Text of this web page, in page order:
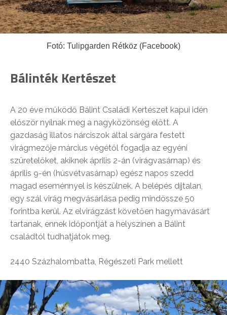
Fotó: Tulipgarden Rétköz (Facebook)
Bálinték Kertészet
A 20 éve működő Bálint Családi Kertészet kapui idén
először nyílnak meg a nagyközönség előtt. A
gazdaság illatos nárciszok által sárgára festett
virágmezője március végétől fogadja az egyéni
szüretelőket, akiknek április 2-án (virágvasárnap) és
április 9-én (húsvétvasárnap) egész napos szedd
magad eseménnyel is készülnek. A belépés díjtalan,
egy szál virág megvásárlása pedig mindössze 50
forintba kerül. Az elvirágzást követően hagymavásárt
tartanak, ennek időpontját a helyszínen a Bálint
családtól tudhatjátok meg.
2440 Százhalombatta, Régészeti Park mellett